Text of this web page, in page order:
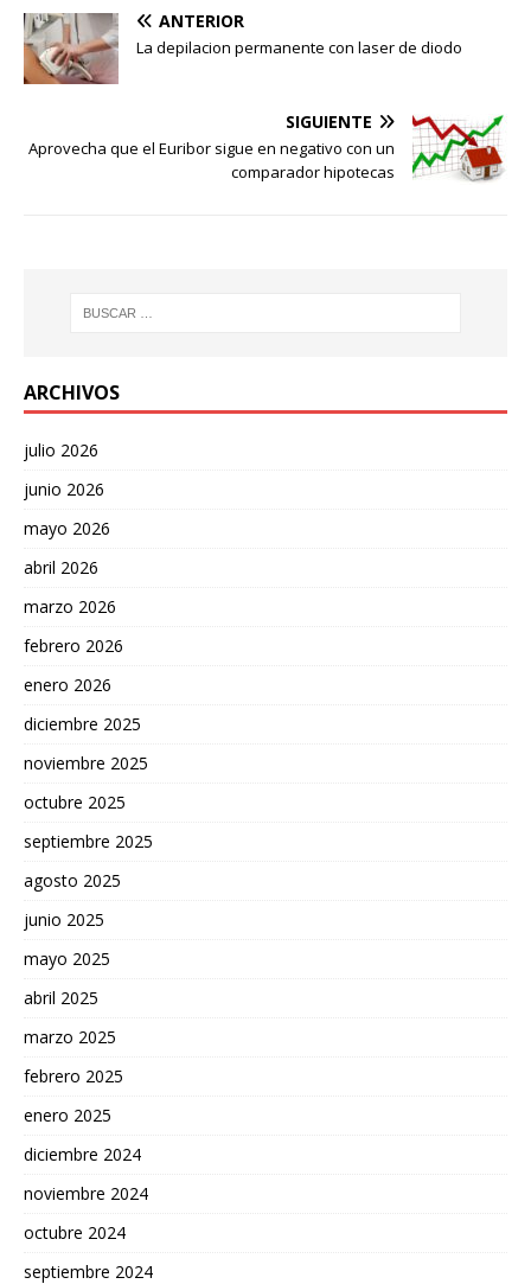
ANTERIOR
La depilacion permanente con laser de diodo
SIGUIENTE
Aprovecha que el Euribor sigue en negativo con un
comparador hipotecas
ARCHIVOS
julio 2026
junio 2026
mayo 2026
abril 2026
marzo 2026
febrero 2026
enero 2026
diciembre 2025
noviembre 2025
octubre 2025
septiembre 2025
agosto 2025
junio 2025
mayo 2025
abril 2025
marzo 2025
febrero 2025
enero 2025
diciembre 2024
noviembre 2024
octubre 2024
septiembre 2024